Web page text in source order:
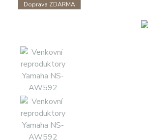
Doprava ZDARMA